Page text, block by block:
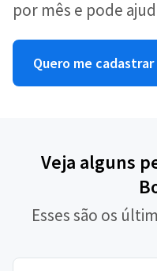
por mês e pode
Quero me cadastrar
Veja alguns
Esses são os